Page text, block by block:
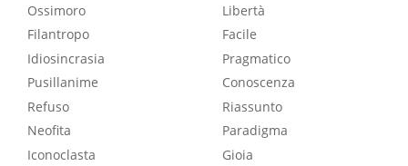
Ossimoro
Filantropo
Idiosincrasia
Pusillanime
Refuso
Neofita
Iconoclasta
Libertà
Facile
Pragmatico
Conoscenza
Riassunto
Paradigma
Gioia